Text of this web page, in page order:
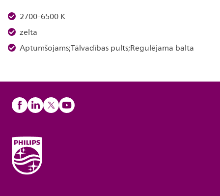
2700-6500 K
zelta
Aptumšojams;Tālvadības pults;Regulējama balta